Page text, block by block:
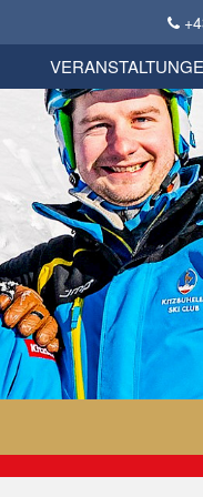
KSC Sportgeschichte
Bekleidungsshop